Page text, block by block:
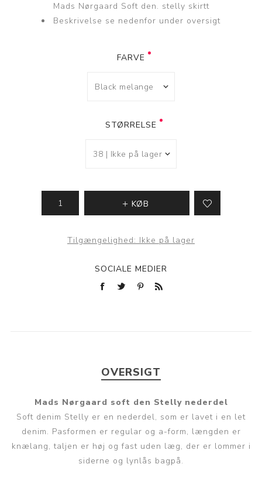
Mads Nørgaard Soft den. stelly skirtt
Beskrivelse se nedenfor under oversigt
FARVE
STØRRELSE
KØB
Tilgængelighed: Ikke på lager
SOCIALE MEDIER
OVERSIGT
Mads Nørgaard soft den Stelly nederdel
Soft denim Stelly er en nederdel, som er lavet i en let
denim. Pasformen er regular og a-form, længden er
knælang, taljen er høj og fast uden læg, der er lommer i
siderne og lynlås bagpå.